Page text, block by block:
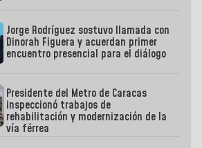
Jorge Rodríguez sostuvo llamada con
Dinorah Figuera y acuerdan primer
encuentro presencial para el diálogo
Presidente del Metro de Caracas
inspeccionó trabajos de
rehabilitación y modernización de la
vía férrea